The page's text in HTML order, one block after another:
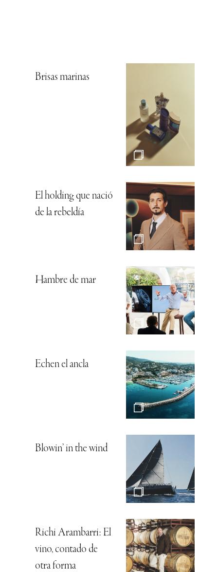
Brisas marinas
El holding que nació
de la rebeldía
Hambre de mar
Echen el ancla
Blowin’ in the wind
Richi Arambarri: El
vino, contado de
otra forma